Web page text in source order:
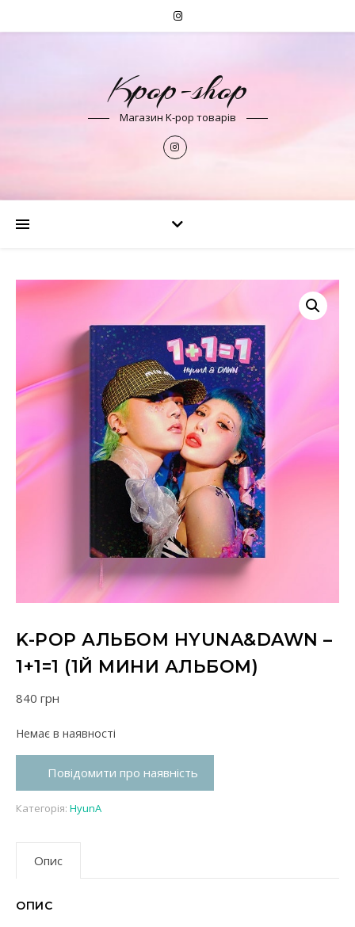
Kpop-shop
Магазин K-pop товарів
K-POP АЛЬБОМ HYUNA&DAWN –
1+1=1 (1Й МИНИ АЛЬБОМ)
840 грн
Немає в наявності
Повідомити про наявність
Категорія: HyunA
Опис
ОПИС